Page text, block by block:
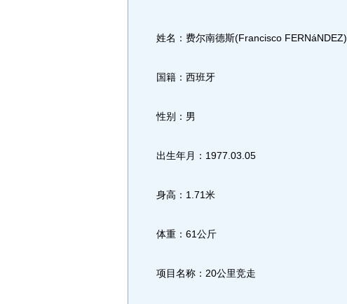
姓名：费尔南德斯(Francisco FERNáNDEZ)
国籍：西班牙
性别：男
出生年月：1977.03.05
身高：1.71米
体重：61公斤
项目名称：20公里竞走